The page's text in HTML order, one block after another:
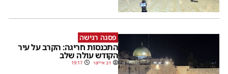
פסגה רגישה
התכנסות חריגה: הקרב על עיר
הקודש עולה שלב
דב אייזנר 19:17